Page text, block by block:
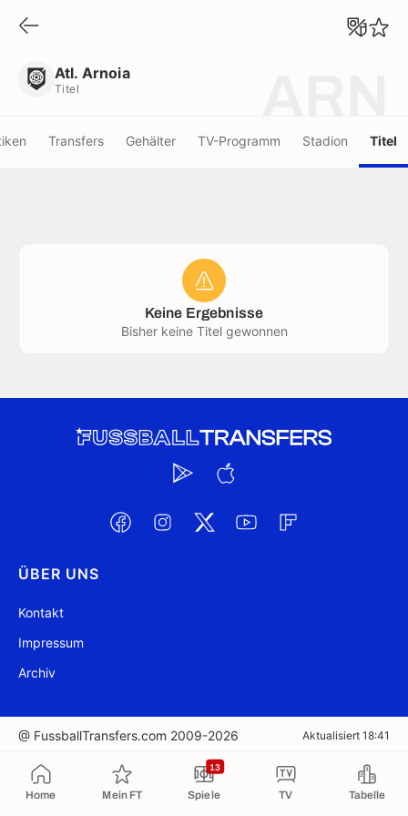
Home Mein FT Spiele
13
TV Tabelle
Atl. Arnoia
Titel
Transfers Gehälter TV-Programm Stadion Titel
Keine Ergebnisse
Bisher keine Titel gewonnen
ÜBER UNS
Kontakt
Impressum
Archiv
@ FussballTransfers.com 2009-2026 Aktualisiert 18:41
In die Zwischenablage kopiert